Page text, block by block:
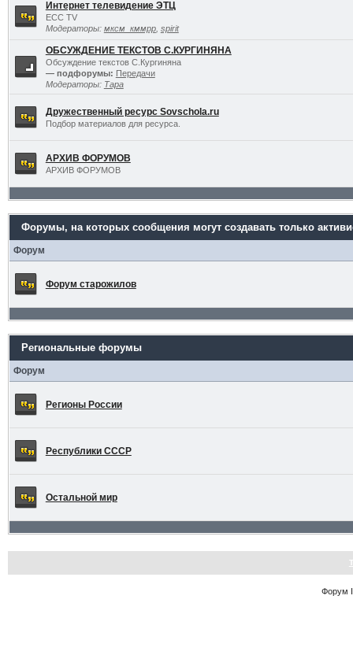
Интернет телевидение ЭТЦ
ECC TV
Модераторы: мксм_кммрр, spirit
ОБСУЖДЕНИЕ ТЕКСТОВ С.КУРГИНЯНА
Обсуждение текстов С.Кургиняна
— подфорумы: Передачи
Модераторы: Тара
Дружественный ресурс Sovschola.ru
Подбор материалов для ресурса.
АРХИВ ФОРУМОВ
АРХИВ ФОРУМОВ
Форумы, на которых сообщения могут создавать только
Форум
Форум старожилов
Региональные форумы
Форум
Регионы России
Республики СССР
Остальной мир
Форум